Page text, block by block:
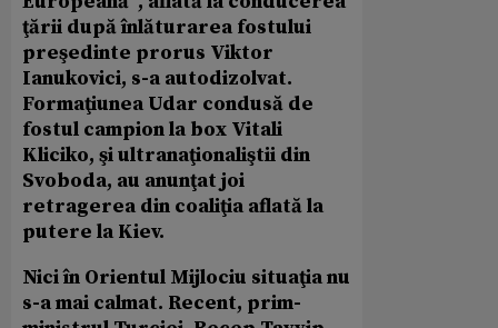
ţării după înlăturarea fostului
preşedinte prorus Viktor
Ianukovici, s-a autodizolvat.
Formaţiunea Udar condusă de
fostul campion la box Vitali
Kliciko, şi ultranaţionaliştii din
Svoboda, au anunţat joi
retragerea din coaliţia aflată la
putere la Kiev.
Nici în Orientul Mijlociu situaţia nu
s-a mai calmat. Recent, prim-